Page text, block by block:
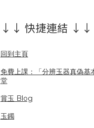
↓↓ 快捷連結 ↓↓
回到主頁
免費上課：「分辨玉器真偽基
堂
賞玉 Blog
玉鐲